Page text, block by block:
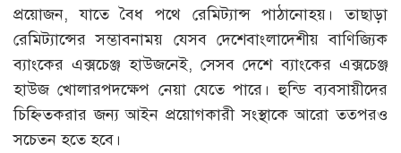
প্রয়োজন, যাতে বৈধ পথে রেমিট্যান্স পাঠানোহয়। তাছাড়া
রেমিট্যান্সের সম্ভাবনাময় যেসব দেশেবাংলাদেশীয় বাণিজ্যিক
ব্যাংকের এক্সচেঞ্জ হাউজনেই, সেসব দেশে ব্যাংকের এক্সচেঞ্জ
হাউজ খোলারপদক্ষেপ নেয়া যেতে পারে। হুন্ডি ব্যবসায়ীদের
চিহ্নিতকরার জন্য আইন প্রয়োগকারী সংস্থাকে আরো তত্পরও
সচেতন হতে হবে।